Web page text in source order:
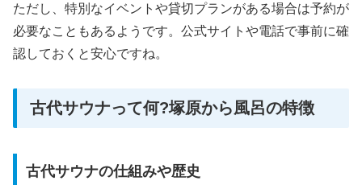
ただし、特別なイベントや貸切プランがある場合は予約が
必要なこともあるようです。公式サイトや電話で事前に確
認しておくと安心ですね。
古代サウナって何?塚原から風呂の特徴
古代サウナの仕組みや歴史